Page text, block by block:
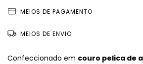
MEIOS DE PAGAMENTO
MEIOS DE ENVIO
Confeccionado em couro pelica de